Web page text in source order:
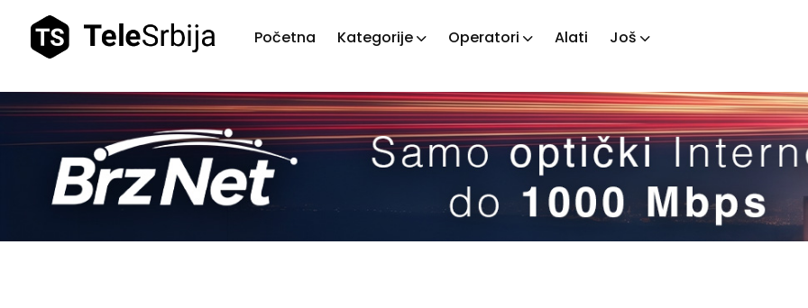
Početna Kategorije Operatori Alati Još
Pretražite
tekstove